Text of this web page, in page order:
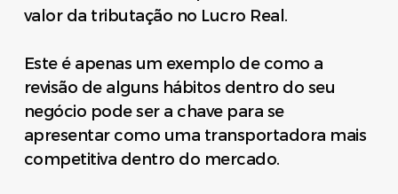
valor da tributação no Lucro Real.
Este é apenas um exemplo de como a
revisão de alguns hábitos dentro do seu
negócio pode ser a chave para se
apresentar como uma transportadora mais
competitiva dentro do mercado.